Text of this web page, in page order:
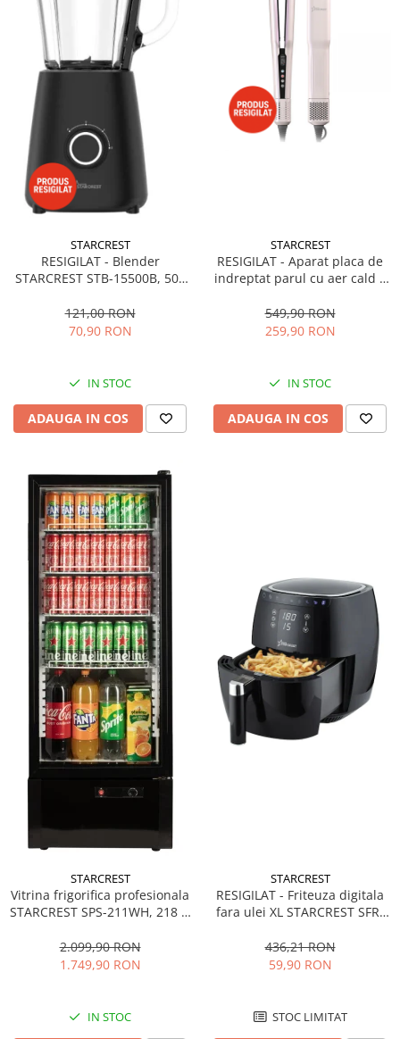
STARCREST
RESIGILAT - Blender
STARCREST STB-15500B, 500
Pulse, Negru
121,00 RON
70,90 RON
IN STOC
ADAUGA IN COS
STARCREST
RESIGILAT - Aparat placa de
indreptat parul cu aer cald 2
1300 W, Uscare si indreptare,
Afisaj LCD, Tehnologie cu ioni
549,90 RON
259,90 RON
IN STOC
ADAUGA IN COS
STARCREST
Vitrina frigorifica profesionala
STARCREST SPS-211WH, 218 L,
LED, H 141 cm, Negru
2.099,90 RON
1.749,90 RON
IN STOC
STARCREST
RESIGILAT - Friteuza digitala
fara ulei XL STARCREST SFR-
Termostat 80 - 200 °C, 8
programe predefinite, Negru
436,21 RON
59,90 RON
STOC LIMITAT